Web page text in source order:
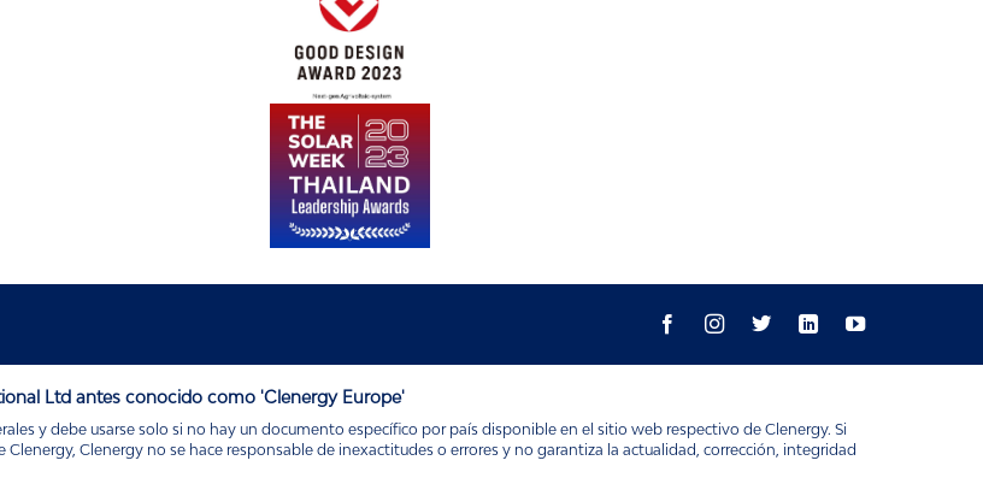
Ltd antes conocido como 'Clenergy Europe'
y debe usarse solo si no hay un documento específico por país disponible en el sitio web respectivo de Clenergy. Si
Clenergy no se hace responsable de inexactitudes o errores y no garantiza la actualidad, corrección, integridad